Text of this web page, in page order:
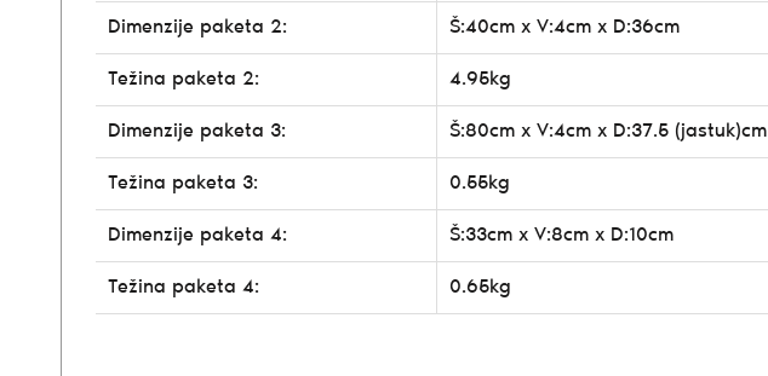
Dimenzije paketa 2: Š:40cm x V:4cm x D:36cm
Težina paketa 2: 4.95kg
Dimenzije paketa 3: Š:80cm x V:4cm x D:37.5 (jastuk)cm
Težina paketa 3: 0.55kg
Dimenzije paketa 4: Š:33cm x V:8cm x D:10cm
Težina paketa 4: 0.65kg